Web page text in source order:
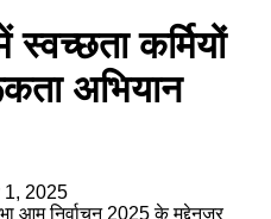
कर्मियों
अभियान
1, 2025
आम निर्वाचन 2025 के मद्देनजर